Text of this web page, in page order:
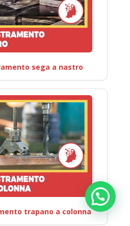
sega a nastro
trapano a colonna